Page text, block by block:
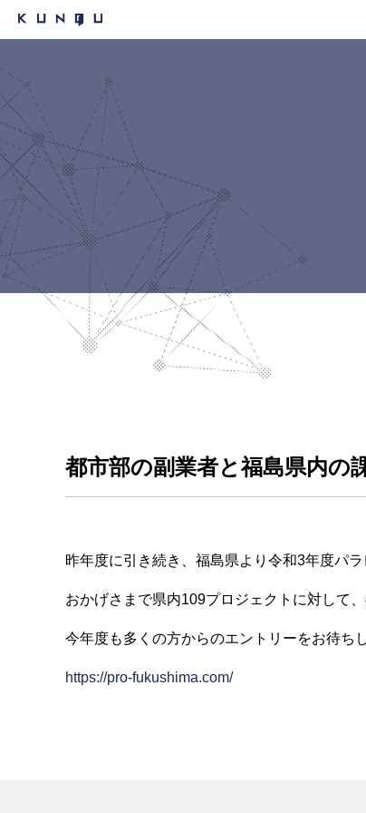
都市部の副業者と福島県内の
昨年度に引き続き、福島県より令和3年度パ
おかげさまで県内109プロジェクトに対して
今年度も多くの方からのエントリーをお待ち
https://pro-fukushima.com/